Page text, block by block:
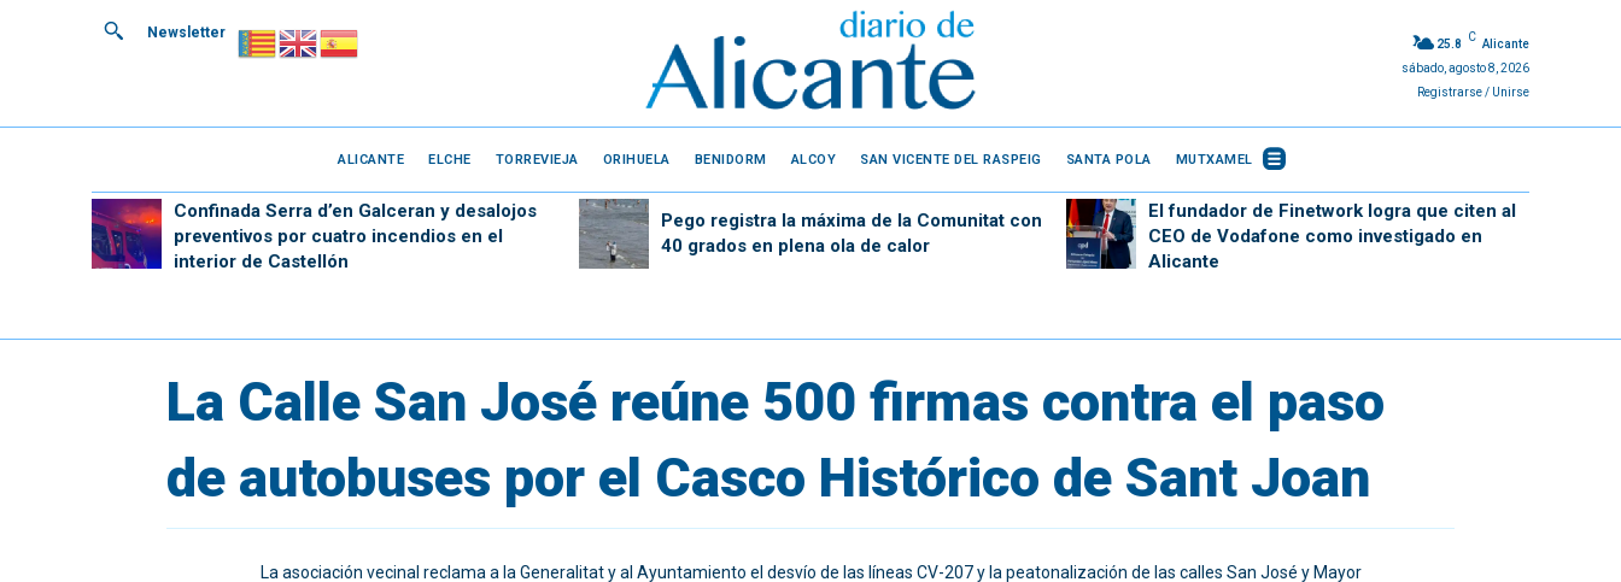
Newsletter
25.8
C
Alicante
sábado, agosto 8, 2026
Registrarse / Unirse
ALICANTE ELCHE TORREVIEJA ORIHUELA BENIDORM ALCOY SAN VICENTE DEL RASPEIG SANTA POLA MUTXAMEL
Confinada Serra d’en Galceran y desalojos
preventivos por cuatro incendios en el
interior de Castellón
Pego registra la máxima de la Comunitat con
40 grados en plena ola de calor
El fundador de Finetwork logra que citen al
CEO de Vodafone como investigado en
Alicante
La Calle San José reúne 500 firmas contra el paso
de autobuses por el Casco Histórico de Sant Joan
La asociación vecinal reclama a la Generalitat y al Ayuntamiento el desvío de las líneas CV-207 y la peatonalización de las calles San José y Mayor